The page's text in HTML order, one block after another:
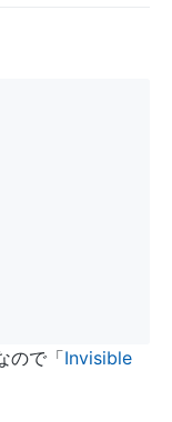
ので「Invisible